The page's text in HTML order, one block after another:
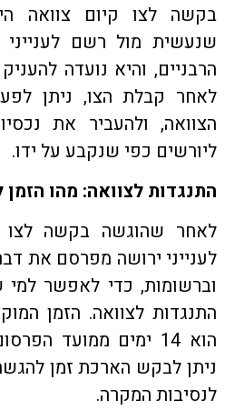
בקשה לצו קיום צוואה
שנעשית מול רשם לענייני
הרבניים, והיא נועדה
לאחר קבלת הצו, ניתן
הצוואה, ולהעביר את
ליורשים כפי שנקבע על ידו.
התנגדות לצוואה: מהו
לאחר שהוגשה בקשה לצו
לענייני ירושה מפרסם את
וברשומות, כדי לאפשר למי
התנגדות לצוואה. הזמן
הוא 14 ימים ממועד
ניתן לבקש הארכת זמן
לנסיבות המקרה.